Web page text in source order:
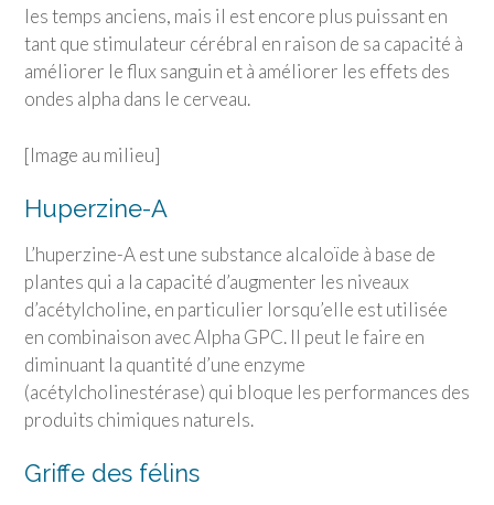
les temps anciens, mais il est encore plus puissant en
tant que stimulateur cérébral en raison de sa capacité à
améliorer le flux sanguin et à améliorer les effets des
ondes alpha dans le cerveau.
[Image au milieu]
Huperzine-A
L’huperzine-A est une substance alcaloïde à base de
plantes qui a la capacité d’augmenter les niveaux
d’acétylcholine, en particulier lorsqu’elle est utilisée
en combinaison avec Alpha GPC. Il peut le faire en
diminuant la quantité d’une enzyme
(acétylcholinestérase) qui bloque les performances des
produits chimiques naturels.
Griffe des félins